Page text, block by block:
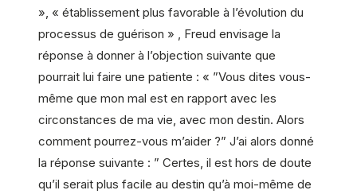
», « établissement plus favorable à l’évolution du
processus de guérison » , Freud envisage la
réponse à donner à l’objection suivante que
pourrait lui faire une patiente : « ”Vous dites vous-
même que mon mal est en rapport avec les
circonstances de ma vie, avec mon destin. Alors
comment pourrez-vous m’aider ?” J’ai alors donné
la réponse suivante : ” Certes, il est hors de doute
qu’il serait plus facile au destin qu’à moi-même de